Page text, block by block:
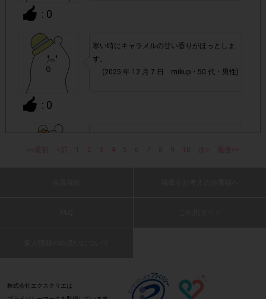
・1つのアンケートにつき、お1人様あたり複数回の参加が
株式会社エクスクリエが運営する、レシートを活用したサ
ービスのモニター回答は、
の参加とさせていただいております。
・レシート画像に
号」「購入日時」「対象商品名」「購入個数」「価格」
の全てが記載されていない場合
: 0
: 0
寒い時にキャラメルの甘い香りがほっとしま
す。
(2025 年 12 月 7 日 mikup・50 代・男性)
(2025 年 12 月 7 日 すねえもん・50 代・女
: 0
<<最初 <前 1 2 3 4 6 7 8 9 10 次> 最後>>
株式会社エクスクリエは